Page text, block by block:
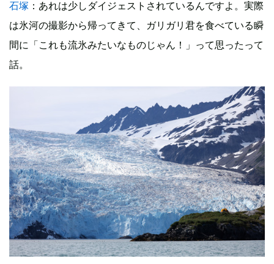
石塚 ：あれは少しダイジェストされているんですよ。実際
は氷河の撮影から帰ってきて、ガリガリ君を食べている瞬
間に「これも流氷みたいなものじゃん！」って思ったって
話。